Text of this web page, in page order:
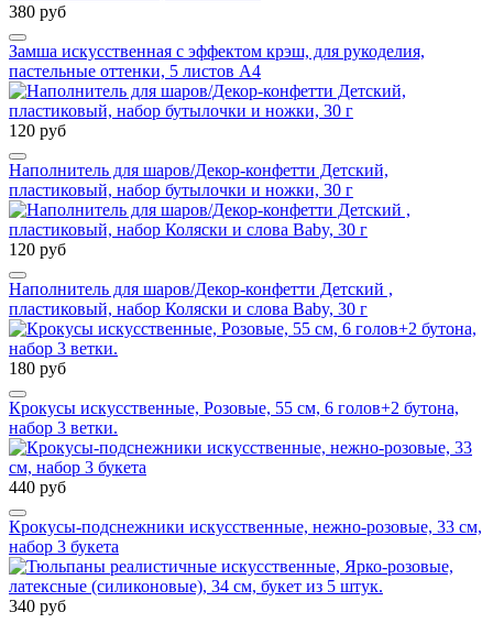
380 руб
Замша искусственная с эффектом крэш, для рукоделия,
пастельные оттенки, 5 листов А4
120 руб
Наполнитель для шаров/Декор-конфетти Детский,
пластиковый, набор бутылочки и ножки, 30 г
120 руб
Наполнитель для шаров/Декор-конфетти Детский ,
пластиковый, набор Коляски и слова Baby, 30 г
180 руб
Крокусы искусственные, Розовые, 55 см, 6 голов+2 бутона,
набор 3 ветки.
440 руб
Крокусы-подснежники искусственные, нежно-розовые, 33 см,
набор 3 букета
340 руб